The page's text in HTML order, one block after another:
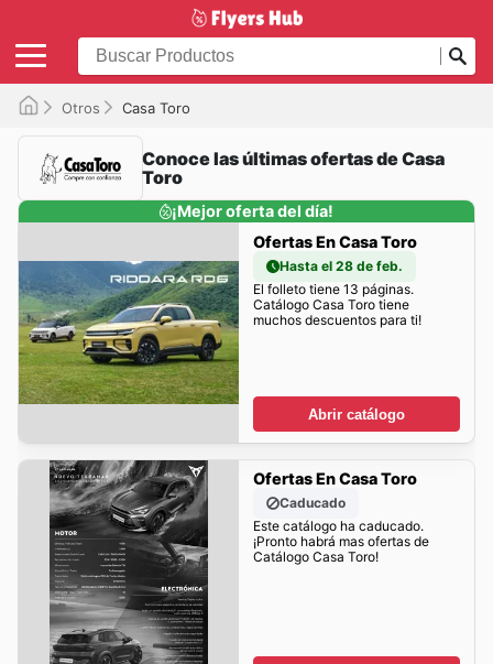
Otros Casa Toro
Conoce las últimas ofertas de Casa
Toro
¡Mejor oferta del día!
Ofertas En Casa Toro
Hasta el 28 de feb.
El folleto tiene 13 páginas.
Catálogo Casa Toro tiene
muchos descuentos para ti!
Abrir catálogo
Ofertas En Casa Toro
Caducado
Este catálogo ha caducado.
¡Pronto habrá mas ofertas de
Catálogo Casa Toro!